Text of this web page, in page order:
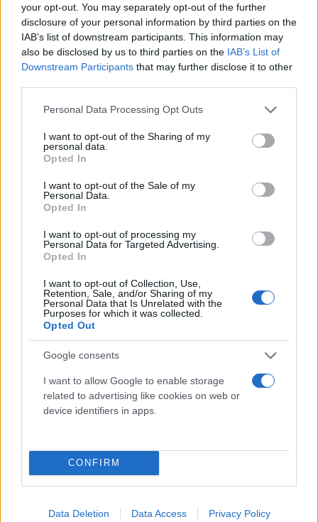
your opt-out. You may separately opt-out of the further
disclosure of your personal information by third parties on the
IAB’s list of downstream participants. This information may
also be disclosed by us to third parties on the IAB’s List of
Downstream Participants that may further disclose it to other
Please note that this website/app uses one or more Google
not limited to your visit or usage behaviour. You may click to
grant or deny consent to Google and its third-party tags to
use your data for below specified purposes in below Google
consent section.
Personal Data Processing Opt Outs
I want to opt-out of the Sharing of my
personal data.
Opted In
I want to opt-out of the Sale of my
Personal Data.
Opted In
I want to opt-out of processing my
Personal Data for Targeted Advertising.
Opted In
I want to opt-out of Collection, Use,
Retention, Sale, and/or Sharing of my
Personal Data that Is Unrelated with the
Purposes for which it was collected.
Opted Out
Google consents
I want to allow Google to enable storage
related to advertising like cookies on web or
device identifiers in apps.
CONFIRM
Data Deletion Data Access Privacy Policy
Υπενθυμίζεται ότι τη Ρούλα Πισπιρίγκου
εκπροσωπούσε μέχρι και σήμερα ο Όθων
Παπαδόπουλος ενώ αρχικά για την υπόθεση της
Τζωρτζίνας η ανακρίτρια κυρία Σαλάππα είχε
διορίσει ως συνήγορος της και τον Κωνσταντίνο
στις φυλακές Κορυδαλλού και κατηγορείται για
απόπειρα ανθρωποκτονίας και ανθρωποκτονία
κατά συρροή των παιδιών της, Τζορτζίνας,
Μαλένας, και Ίριδας.
Όλη η ανακοίνωση
Η κάτωθι υπογράφουσα Σωτηρία Πισπιρίγκου του
Ανδρέα, προσωρινά κρατούμενη στις Γυναικείες
Φυλακές Κορυδαλλού και ήδη κατηγορούμενη για
ανθρωποκτονίας και ανθρωποκτονίας κατά συρροή
εις βάρος των τριών τέκνων μου Γεωργίας, Μαρίας-
δηλώνω ότι από σήμερα μοναδικός δικηγόρος